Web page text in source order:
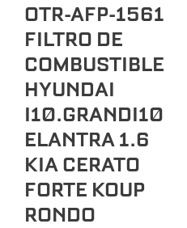
OTR-AFP-1561
FILTRO DE
COMBUSTIBLE
HYUNDAI
I10.GRANDI10
ELANTRA 1.6
KIA CERATO
FORTE KOUP
RONDO